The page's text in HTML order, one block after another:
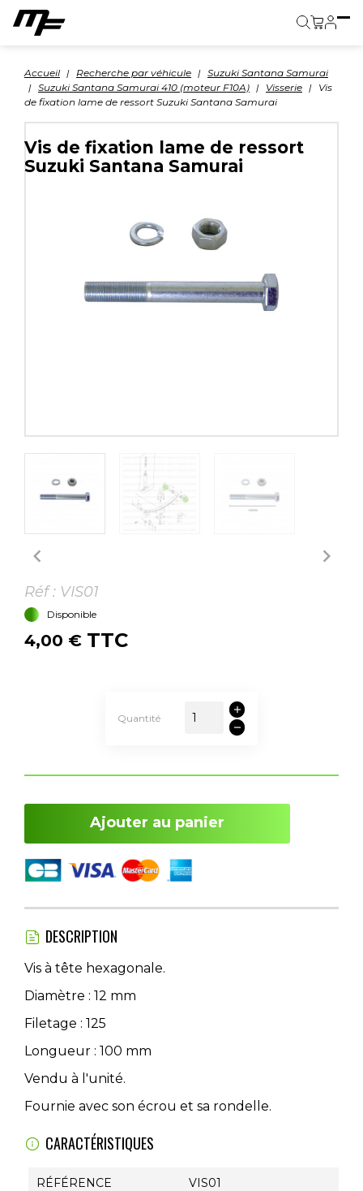
Accueil Recherche par véhicule
Suzuki Santana Samurai
Suzuki Santana Samurai 410 (moteur F10A)
Visserie
Vis
de fixation lame de ressort Suzuki Santana Samurai
 
Vis de fixation lame de ressort
Suzuki Santana Samurai
Réf : VIS01
Disponible
4,00 € TTC
Quantité
Ajouter au panier
DESCRIPTION
Vis à tête hexagonale.
Diamètre : 12 mm
Filetage : 125
Longueur : 100 mm
Vendu à l'unité.
Fournie avec son écrou et sa rondelle.
CARACTÉRISTIQUES
RÉFÉRENCE VIS01